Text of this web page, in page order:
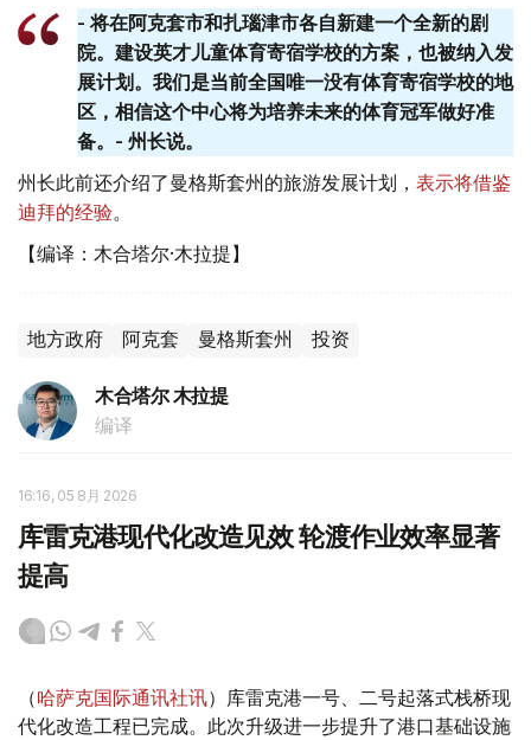
- 将在阿克套市和扎瑙津市各自新建一个全新的剧
院。建设英才儿童体育寄宿学校的方案，也被纳入发
展计划。我们是当前全国唯一没有体育寄宿学校的地
区，相信这个中心将为培养未来的体育冠军做好准
备。- 州长说。
州长此前还介绍了曼格斯套州的旅游发展计划， 表示将借鉴
迪拜的经验。
【编译：木合塔尔·木拉提】
地方政府 阿克套 曼格斯套州 投资
木合塔尔 木拉提
编译
16:16, 05 8月 2026
库雷克港现代化改造见效 轮渡作业效率显著
提高
（哈萨克国际通讯社讯）库雷克港一号、二号起落式栈桥现
代化改造工程已完成。此次升级进一步提升了港口基础设施